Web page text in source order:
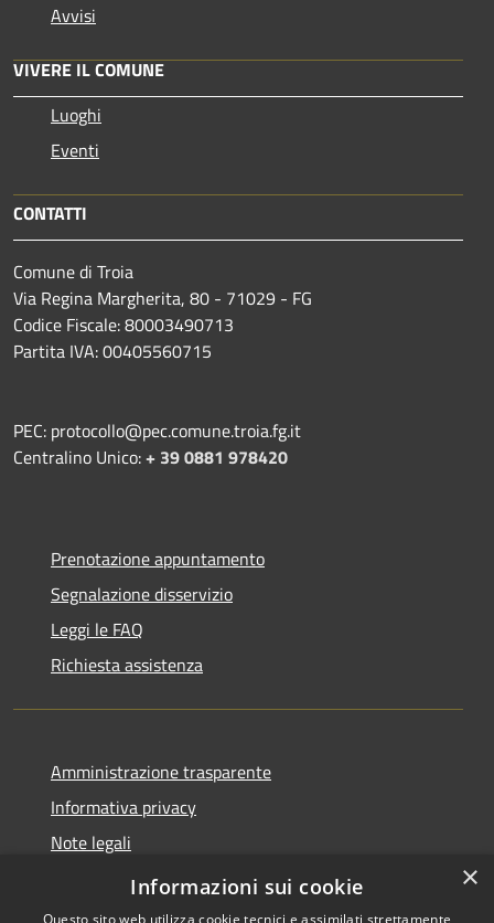
Avvisi
VIVERE IL COMUNE
Luoghi
Eventi
CONTATTI
Comune di Troia
Via Regina Margherita, 80 - 71029 - FG
Codice Fiscale: 80003490713
Partita IVA: 00405560715
PEC: protocollo@pec.comune.troia.fg.it
Centralino Unico:+ 39 0881 978420
Prenotazione appuntamento
Segnalazione disservizio
Leggi le FAQ
Richiesta assistenza
Amministrazione trasparente
Informativa privacy
Note legali
Dichiarazione di accessibilità
×
Informazioni sui cookie
Questo sito web utilizza cookie tecnici e assimilati strettamente